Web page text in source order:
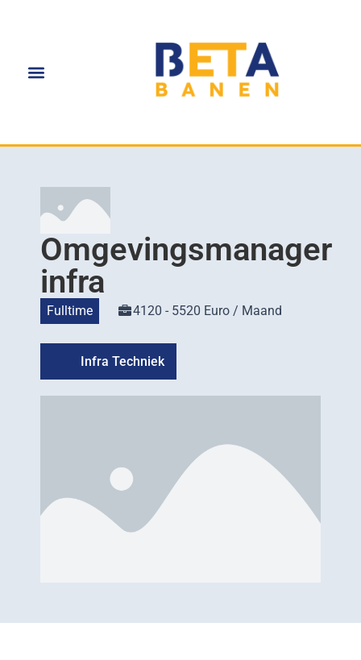
Omgevingsmanager
infra
Fulltime 4120 - 5520 Euro / Maand
Infra Techniek